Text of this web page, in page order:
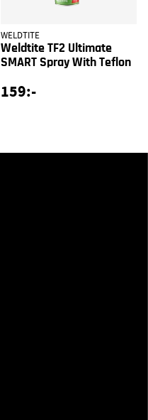
WELDTITE
Weldtite TF2 Ultimate
SMART Spray With Teflon
159:-